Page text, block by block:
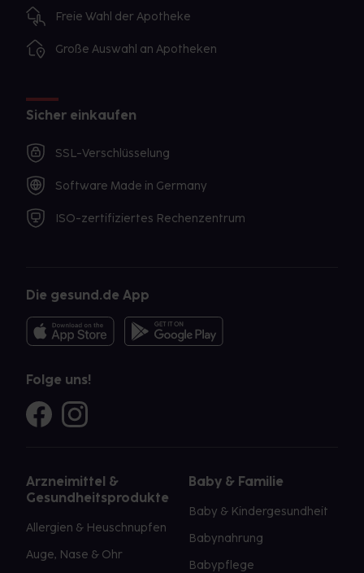
Freie Wahl der Apotheke
Große Auswahl an Apotheken
Sicher einkaufen
SSL-Verschlüsselung
Software Made in Germany
ISO-zertifiziertes Rechenzentrum
Die gesund.de App
Folge uns!
Arzneimittel &
Gesundheitsprodukte
Allergien & Heuschnupfen
Auge, Nase & Ohr
Baby & Familie
Baby & Kindergesundheit
Babynahrung
Babypflege